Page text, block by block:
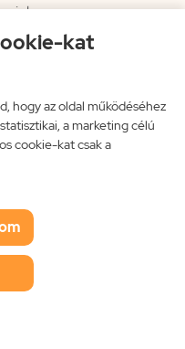
kat
hogy az oldal működéséhez
a marketing célú
cookie-kat csak a
Bt.